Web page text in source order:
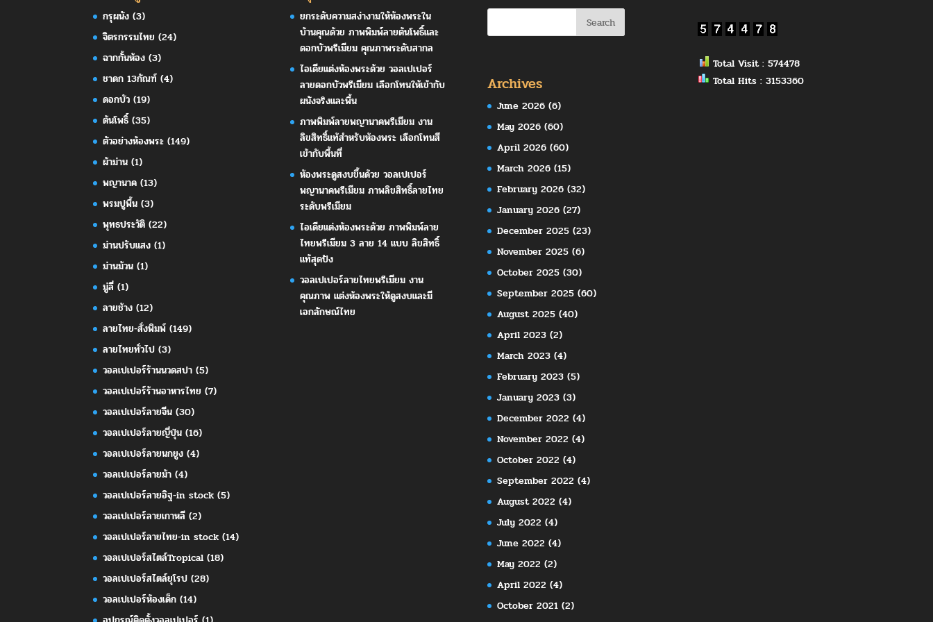
กรุผนัง (3)
จิตรกรรมไทย (24)
ฉากกั้นห้อง (3)
ชาดก 13กัณฑ์ (4)
ดอกบัว (19)
ต้นโพธิ์ (35)
ตัวอย่างห้องพระ (149)
ผ้าม่าน (1)
พญานาค (13)
พรมปูพื้น (3)
พุทธประวัติ (22)
ม่านปรับแสง (1)
ม่านม้วน (1)
มู่ลี่ (1)
ลายช้าง (12)
ลายไทย-สั่งพิมพ์ (149)
ลายไทยทั่วไป (3)
วอลเปเปอร์ร้านนวดสปา (5)
วอลเปเปอร์ร้านอาหารไทย (7)
วอลเปเปอร์ลายจีน (30)
วอลเปเปอร์ลายญี่ปุ่น (16)
วอลเปเปอร์ลายนกยูง (4)
วอลเปเปอร์ลายม้า (4)
วอลเปเปอร์ลายอิฐ-in stock (5)
วอลเปเปอร์ลายเกาหลี (2)
วอลเปเปอร์ลายไทย-in stock (14)
วอลเปเปอร์สไตล์Tropical (18)
วอลเปเปอร์สไตล์ยุโรป (28)
วอลเปเปอร์ห้องเด็ก (14)
ยกระดับความสง่างามให้ห้องพระใน
บ้านคุณด้วย ภาพพิมพ์ลายต้นโพธิ์และ
ดอกบัวพรีเมียม คุณภาพระดับสากล
ไอเดียแต่งห้องพระด้วย วอลเปเปอร์
ลายดอกบัวพรีเมียม เลือกโทนให้เข้ากับ
ผนังจริงและพื้น
ภาพพิมพ์ลายพญานาคพรีเมียม งาน
ลิขสิทธิ์แท้สำหรับห้องพระ เลือกโทนสี
เข้ากับพื้นที่
ห้องพระดูสงบขึ้นด้วย วอลเปเปอร์
พญานาคพรีเมียม ภาพลิขสิทธิ์ลายไทย
ระดับพรีเมียม
ไอเดียแต่งห้องพระด้วย ภาพพิมพ์ลาย
ไทยพรีเมียม 3 ลาย 14 แบบ ลิขสิทธิ์
แท้สุดปัง
วอลเปเปอร์ลายไทยพรีเมียม งาน
คุณภาพ แต่งห้องพระให้ดูสงบและมี
เอกลักษณ์ไทย
Archives
June 2026(6)
May 2026(60)
April 2026(60)
March 2026(15)
February 2026(32)
January 2026(27)
December 2025(23)
November 2025(6)
October 2025(30)
September 2025(60)
August 2025(40)
April 2023(2)
March 2023(4)
February 2023(5)
January 2023(3)
December 2022 (4)
November 2022 (4)
October 2022 (4)
September 2022 (4)
August 2022 (4)
July 2022 (4)
June 2022 (4)
May 2022 (2)
April 2022 (4)
October 2021(2)
Total Visit : 574478
Total Hits : 3153360